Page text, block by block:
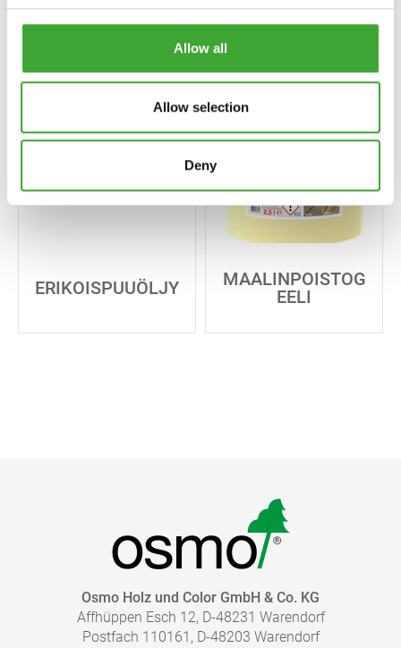
Allow all
Allow selection
Deny
TALOMAALI
UV-SUOJAÖLJY
EXTRA
ERIKOISPUUÖLJY
MAALINPOISTOG
EELI
Osmo Holz und Color GmbH & Co. KG
Affhüppen Esch 12, D-48231 Warendorf
Postfach 110161, D-48203 Warendorf